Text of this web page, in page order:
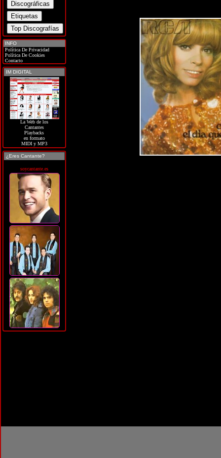
INFO
Política De Privacidad
Política De Cookies
Contacto
IM DIGITAL
La Web de los
Cantantes
Playbacks
en formato
MIDI y MP3
¿Eres Cantante?
soycantante.es